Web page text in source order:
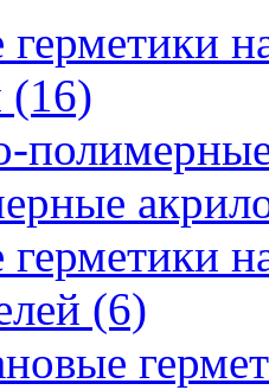
(16)
(6)